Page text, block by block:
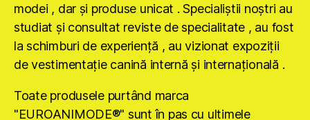
modei , dar şi produse unicat . Specialiştii noştri au
studiat şi consultat reviste de specialitate , au fost
la schimburi de experienţă , au vizionat expoziţii
de vestimentaţie canină internă şi internaţională .
Toate produsele purtând marca
"EUROANIMODE®" sunt în pas cu ultimele